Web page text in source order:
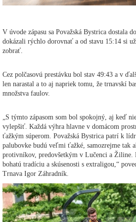
V úvode zápasu sa Považská Bystrica dostala
dokázali rýchlo dorovnať a od stavu 15:14 si už
zobrať.
Cez polčasovú prestávku bol stav 49:43 a v
len narastal a to aj napriek tomu, že trnavskí
množstva faulov.
„S týmto zápasom som bol spokojný, aj keď
vylepšiť. Každá výhra hlavne v domácom
ťažkým súperom. Považská Bystrica patrí k
palubovke budú veľmi ťažké, samozrejme tak
protivníkov, predovšetkým v Lučenci a Žiline.
bohatú tradíciu a skúsenosti s extraligou,“
Trnava Igor Záhradník.